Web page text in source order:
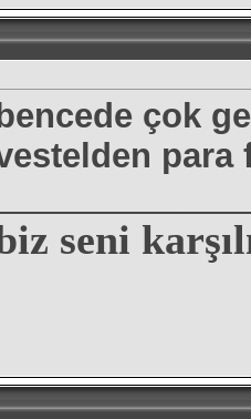
bencede çok
para
seni